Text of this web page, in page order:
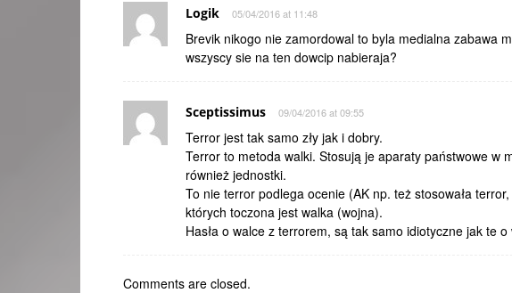
Logik 05/04/2016 at 11:48
Brevik nikogo nie zamordowal to byla medialna zabawa
wszyscy sie na ten dowcip nabieraja?
Sceptissimus 09/04/2016 at 09:55
Terror jest tak samo zły jak i dobry.
Terror to metoda walki. Stosują je aparaty państwowe w
również jednostki.
To nie terror podlega ocenie (AK np. też stosowała
których toczona jest walka (wojna).
Hasła o walce z terrorem, są tak samo idiotyczne jak te
Comments are closed.